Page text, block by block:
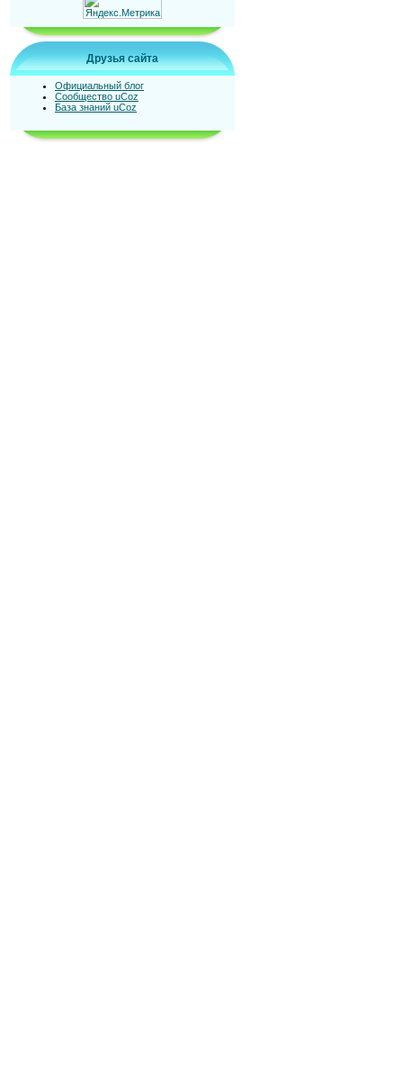
Друзья сайта
Официальный блог
Сообщество uCoz
База знаний uCoz